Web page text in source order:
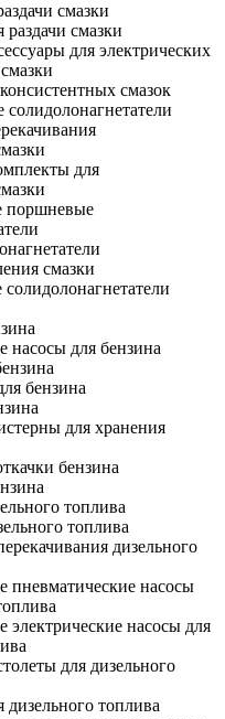
смазки
смазки
для электрических
смазок
для
поршневые
смазки
насосы для бензина
бензина
для хранения
бензина
топлива
топлива
дизельного
пневматические насосы
насосы для
для дизельного
дизельного топлива